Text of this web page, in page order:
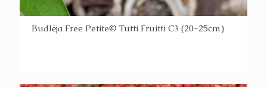
Budlėja Free Petite© Tutti Fruitti C3 (20-25cm)